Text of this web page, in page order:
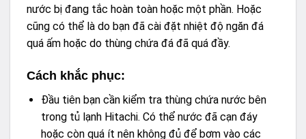
nước bị đang tắc hoàn toàn hoặc một phần. Hoặc
cũng có thể là do bạn đã cài đặt nhiệt độ ngăn đá
quá ấm hoặc do thùng chứa đá đã quá đầy.
Cách khắc phục:
Đầu tiên bạn cần kiểm tra thùng chứa nước bên
trong tủ lạnh Hitachi. Có thể nước đã cạn đáy
hoặc còn quá ít nên không đủ để bơm vào các